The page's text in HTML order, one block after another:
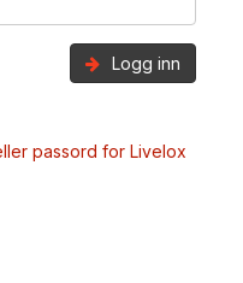
Logg inn
passord for Livelox